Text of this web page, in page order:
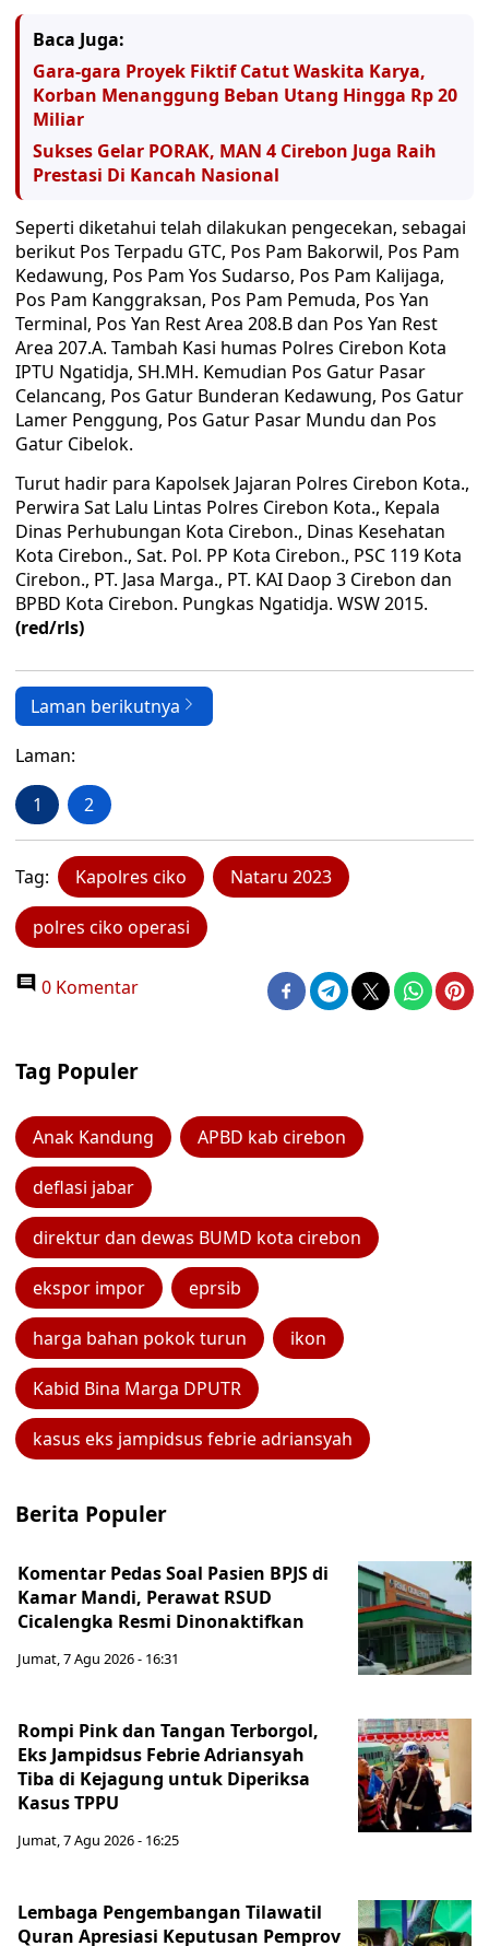
Baca Juga:
Gara-gara Proyek Fiktif Catut Waskita Karya,
Korban Menanggung Beban Utang Hingga Rp 20
Miliar
Sukses Gelar PORAK, MAN 4 Cirebon Juga Raih
Prestasi Di Kancah Nasional
Seperti diketahui telah dilakukan pengecekan, sebagai
berikut Pos Terpadu GTC, Pos Pam Bakorwil, Pos Pam
Kedawung, Pos Pam Yos Sudarso, Pos Pam Kalijaga,
Pos Pam Kanggraksan, Pos Pam Pemuda, Pos Yan
Terminal, Pos Yan Rest Area 208.B dan Pos Yan Rest
Area 207.A. Tambah Kasi humas Polres Cirebon Kota
IPTU Ngatidja, SH.MH. Kemudian Pos Gatur Pasar
Celancang, Pos Gatur Bunderan Kedawung, Pos Gatur
Lamer Penggung, Pos Gatur Pasar Mundu dan Pos
Gatur Cibelok.
Turut hadir para Kapolsek Jajaran Polres Cirebon Kota.,
Perwira Sat Lalu Lintas Polres Cirebon Kota., Kepala
Dinas Perhubungan Kota Cirebon., Dinas Kesehatan
Kota Cirebon., Sat. Pol. PP Kota Cirebon., PSC 119 Kota
Cirebon., PT. Jasa Marga., PT. KAI Daop 3 Cirebon dan
BPBD Kota Cirebon. Pungkas Ngatidja. WSW 2015.
(red/rls)
Laman berikutnya
Laman:
1 2
Tag: Kapolres ciko Nataru 2023
polres ciko operasi
0 Komentar
Tag Populer
Anak Kandung APBD kab cirebon
deflasi jabar
direktur dan dewas BUMD kota cirebon
ekspor impor eprsib
harga bahan pokok turun ikon
Kabid Bina Marga DPUTR
kasus eks jampidsus febrie adriansyah
Berita Populer
Komentar Pedas Soal Pasien BPJS di
Kamar Mandi, Perawat RSUD
Cicalengka Resmi Dinonaktifkan
Jumat, 7 Agu 2026 - 16:31
Rompi Pink dan Tangan Terborgol,
Eks Jampidsus Febrie Adriansyah
Tiba di Kejagung untuk Diperiksa
Kasus TPPU
Jumat, 7 Agu 2026 - 16:25
Lembaga Pengembangan Tilawatil
Quran Apresiasi Keputusan Pemprov